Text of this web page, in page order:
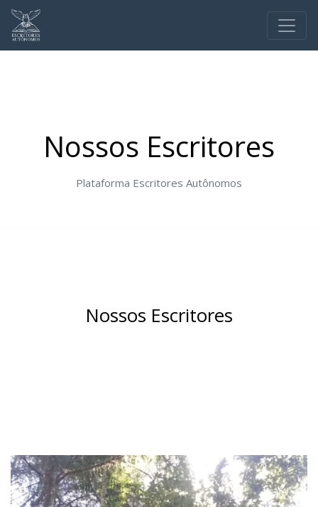
Nossos Escritores
Plataforma Escritores Autônomos
Nossos Escritores